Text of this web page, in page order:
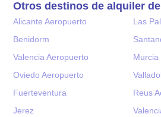
Otros destinos de alquiler
Alicante Aeropuerto
Las
Benidorm
Valencia Aeropuerto
Murcia
Oviedo Aeropuerto
Fuerteventura
Reus
Jerez